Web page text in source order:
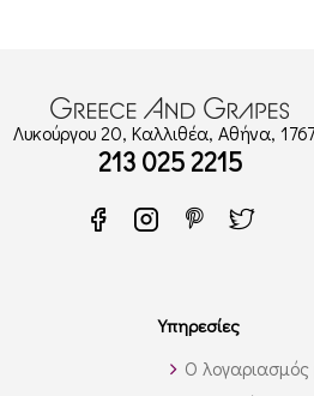
Λυκούργου 20, Καλλιθέα, Αθήνα,
213 025 2215
Υπηρεσίες
Ο λογαριασμός